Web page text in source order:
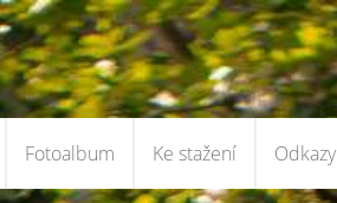
Fotoalbum Ke stažení Odkazy